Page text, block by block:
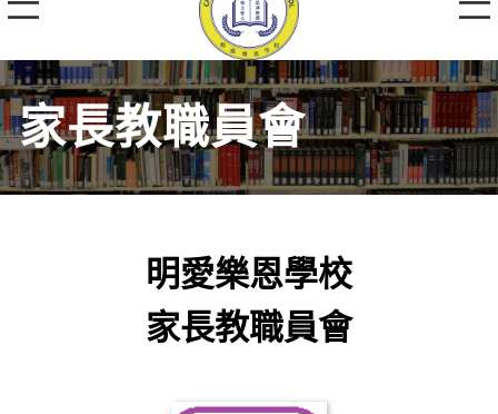
家長教職員會
明愛樂恩學校
家長教職員會